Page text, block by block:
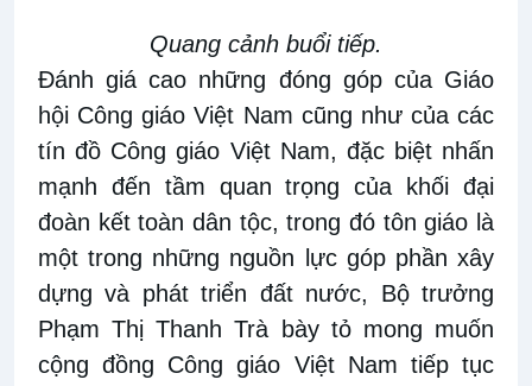
Quang cảnh buổi tiếp.
Đánh giá cao những đóng góp của Giáo
hội Công giáo Việt Nam cũng như của các
tín đồ Công giáo Việt Nam, đặc biệt nhấn
mạnh đến tầm quan trọng của khối đại
đoàn kết toàn dân tộc, trong đó tôn giáo là
một trong những nguồn lực góp phần xây
dựng và phát triển đất nước, Bộ trưởng
Phạm Thị Thanh Trà bày tỏ mong muốn
cộng đồng Công giáo Việt Nam tiếp tục